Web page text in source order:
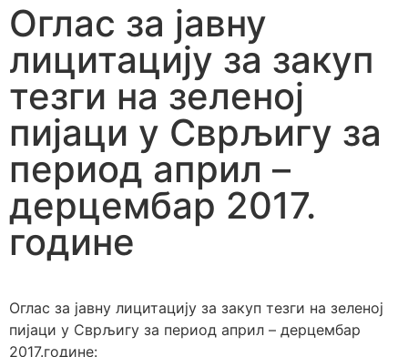
Оглас за јавну
лицитацију за закуп
тезги на зеленој
пијаци у Сврљигу за
период април –
дерцембар 2017.
године
Оглас за јавну лицитацију за закуп тезги на зеленој
пијаци у Сврљигу за период април – дерцембар
2017.године: